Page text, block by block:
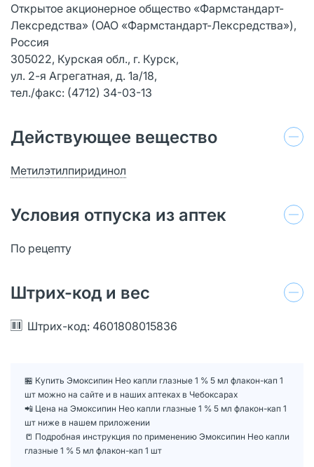
Открытое акционерное общество «Фармстандарт-
Лексредства» (ОАО «Фармстандарт-Лексредства»),
Россия
305022, Курская обл., г. Курск,
ул. 2-я Агрегатная, д. 1а/18,
тел./факс: (4712) 34-03-13
Действующее вещество
Метилэтилпиридинол
Условия отпуска из аптек
По рецепту
Штрих-код и вес
Штрих-код: 4601808015836
🏪 Купить Эмоксипин Нео капли глазные 1 % 5 мл флакон-кап 1
шт можно на сайте и в наших аптеках в Чебоксарах
📲 Цена на Эмоксипин Нео капли глазные 1 % 5 мл флакон-кап 1
шт ниже в нашем приложении
📒 Подробная инструкция по применению Эмоксипин Нео капли
глазные 1 % 5 мл флакон-кап 1 шт